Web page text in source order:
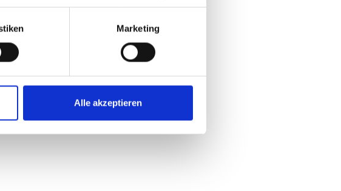
Funktionsweise und eine Übersicht zu den
Marketing
Alle akzeptieren